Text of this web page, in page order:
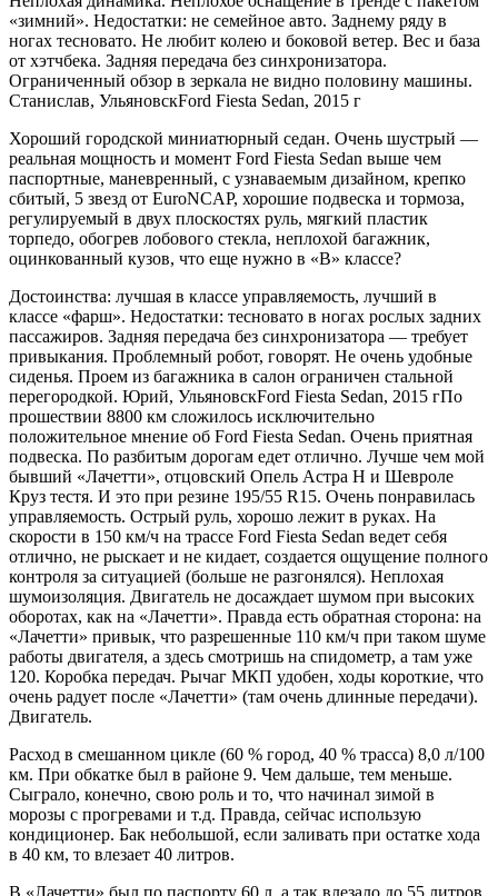
«зимний». Недостатки: не семейное авто. Заднему ряду в
ногах тесновато. Не любит колею и боковой ветер. Вес и база
от хэтчбека. Задняя передача без синхронизатора.
Ограниченный обзор в зеркала не видно половину машины.
Станислав, УльяновскFord Fiesta Sedan, 2015 г
Хороший городской миниатюрный седан. Очень шустрый —
реальная мощность и момент Ford Fiesta Sedan выше чем
паспортные, маневренный, с узнаваемым дизайном, крепко
сбитый, 5 звезд от EuroNCAP, хорошие подвеска и тормоза,
регулируемый в двух плоскостях руль, мягкий пластик
торпедо, обогрев лобового стекла, неплохой багажник,
оцинкованный кузов, что еще нужно в «В» классе?
Достоинства: лучшая в классе управляемость, лучший в
классе «фарш». Недостатки: тесновато в ногах рослых задних
пассажиров. Задняя передача без синхронизатора — требует
привыкания. Проблемный робот, говорят. Не очень удобные
сиденья. Проем из багажника в салон ограничен стальной
перегородкой. Юрий, УльяновскFord Fiesta Sedan, 2015 гПо
прошествии 8800 км сложилось исключительно
положительное мнение об Ford Fiesta Sedan. Очень приятная
подвеска. По разбитым дорогам едет отлично. Лучше чем мой
бывший «Лачетти», отцовский Опель Астра H и Шевроле
Круз тестя. И это при резине 195/55 R15. Очень понравилась
управляемость. Острый руль, хорошо лежит в руках. На
скорости в 150 км/ч на трассе Ford Fiesta Sedan ведет себя
отлично, не рыскает и не кидает, создается ощущение полного
контроля за ситуацией (больше не разгонялся). Неплохая
шумоизоляция. Двигатель не досаждает шумом при высоких
оборотах, как на «Лачетти». Правда есть обратная сторона: на
«Лачетти» привык, что разрешенные 110 км/ч при таком шуме
работы двигателя, а здесь смотришь на спидометр, а там уже
120. Коробка передач. Рычаг МКП удобен, ходы короткие, что
очень радует после «Лачетти» (там очень длинные передачи).
Двигатель.
Расход в смешанном цикле (60 % город, 40 % трасса) 8,0 л/100
км. При обкатке был в районе 9. Чем дальше, тем меньше.
Сыграло, конечно, свою роль и то, что начинал зимой в
морозы с прогревами и т.д. Правда, сейчас использую
кондиционер. Бак небольшой, если заливать при остатке хода
в 40 км, то влезает 40 литров.